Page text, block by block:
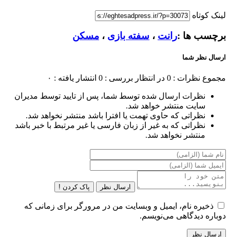
لینک کوتاه
برچسب ها :رانت ، سفته بازی ، مسکن
ارسال نظر شما
مجموع نظرات : 0 در انتظار بررسی : 0 انتشار یافته : ۰
نظرات ارسال شده توسط شما، پس از تایید توسط مدیران
سایت منتشر خواهد شد.
نظراتی که حاوی تهمت یا افترا باشد منتشر نخواهد شد.
نظراتی که به غیر از زبان فارسی یا غیر مرتبط با خبر باشد
منتشر نخواهد شد.
ارسال نظر پاک کردن !
ذخیره نام، ایمیل و وبسایت من در مرورگر برای زمانی که
دوباره دیدگاهی می‌نویسم.